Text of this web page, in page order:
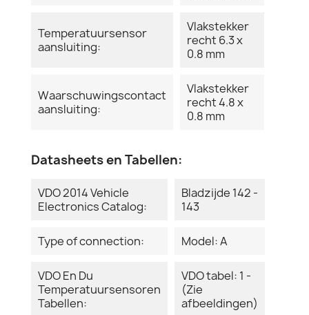
Temperatuursensor
aansluiting:
Vlakstekker
recht 6.3 x
0.8 mm
Waarschuwingscontact
aansluiting:
Vlakstekker
recht 4.8 x
0.8 mm
Datasheets en Tabellen:
VDO 2014 Vehicle
Electronics Catalog:
Bladzijde 142 -
143
Type of connection: Model: A
VDO En Du
Temperatuursensoren
Tabellen:
VDO tabel: 1 -
(Zie
afbeeldingen)